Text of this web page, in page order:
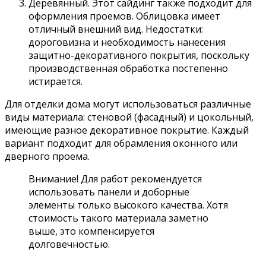
Деревянный. Этот сайдинг также подходит для
оформления проемов. Облицовка имеет
отличный внешний вид. Недостатки:
дороговизна и необходимость нанесения
защитно-декоративного покрытия, поскольку
производственная обработка постепенно
истирается.
Для отделки дома могут использоваться различные
виды материала: стеновой (фасадный) и цокольный,
имеющие разное декоративное покрытие. Каждый
вариант подходит для обрамления оконного или
дверного проема.
Внимание! Для работ рекомендуется
использовать панели и доборные
элементы только высокого качества. Хотя
стоимость такого материала заметно
выше, это компенсируется
долговечностью.